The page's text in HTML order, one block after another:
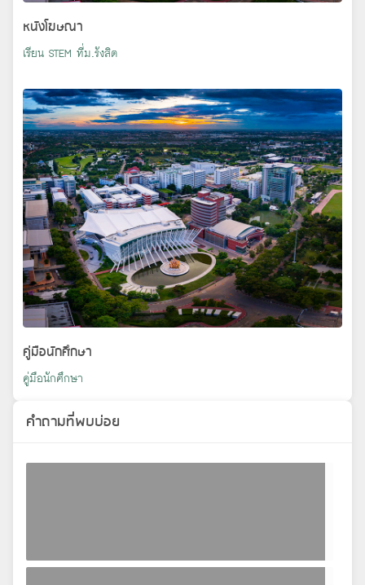
หนังโฆษณา
เรียน STEM ที่ม.รังสิต
คู่มือนักศึกษา
คู่มือนักศึกษา
คำถามที่พบบ่อย